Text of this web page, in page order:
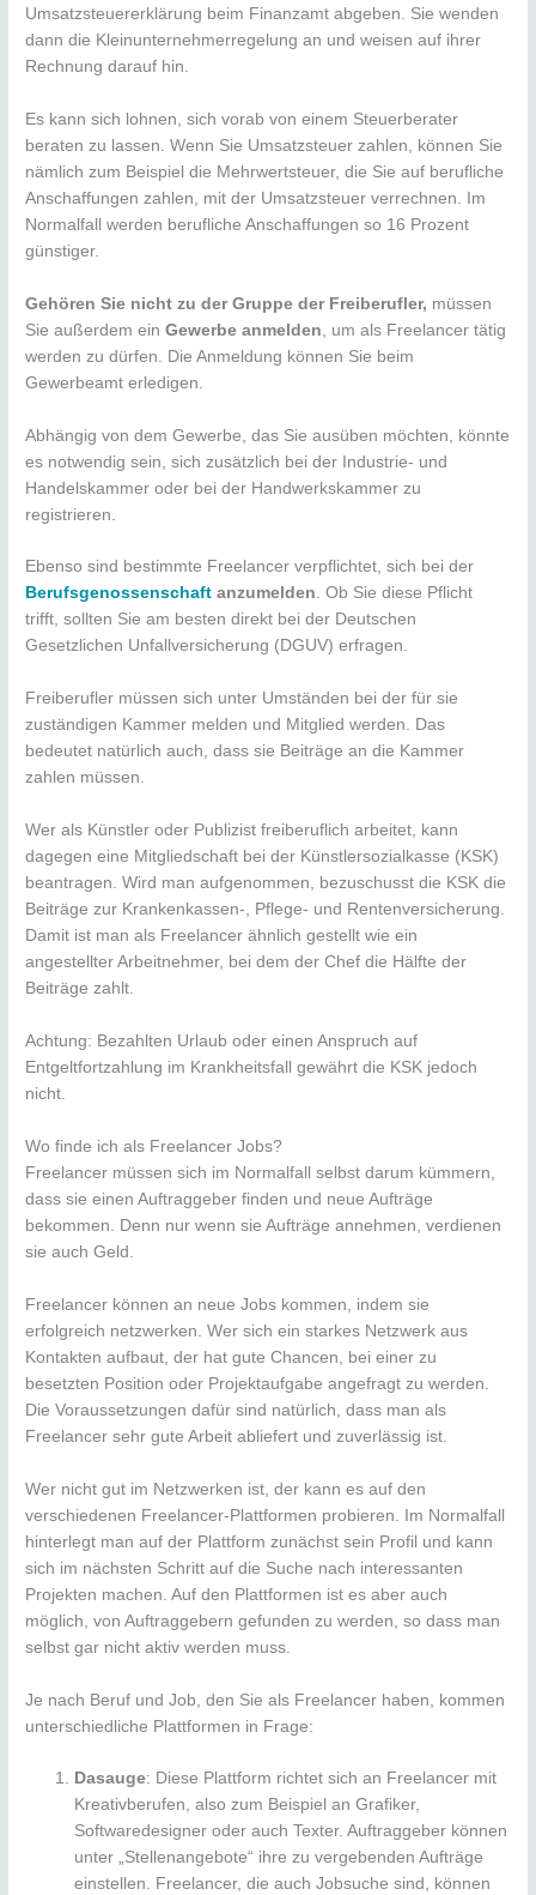
Umsatzsteuererklärung beim Finanzamt abgeben. Sie wenden
dann die Kleinunternehmerregelung an und weisen auf ihrer
Rechnung darauf hin.
Es kann sich lohnen, sich vorab von einem Steuerberater
beraten zu lassen. Wenn Sie Umsatzsteuer zahlen, können Sie
nämlich zum Beispiel die Mehrwertsteuer, die Sie auf berufliche
Anschaffungen zahlen, mit der Umsatzsteuer verrechnen. Im
Normalfall werden berufliche Anschaffungen so 16 Prozent
günstiger.
Gehören Sie nicht zu der Gruppe der Freiberufler, müssen
Sie außerdem einGewerbe anmelden , um als Freelancer tätig
werden zu dürfen. Die Anmeldung können Sie beim
Gewerbeamt erledigen.
Abhängig von dem Gewerbe, das Sie ausüben möchten, könnte
es notwendig sein, sich zusätzlich bei der Industrie- und
Handelskammer oder bei der Handwerkskammer zu
registrieren.
Ebenso sind bestimmte Freelancer verpflichtet, sich bei der
Berufsgenossenschaft anzumelden. Ob Sie diese Pflicht
trifft, sollten Sie am besten direkt bei der Deutschen
Gesetzlichen Unfallversicherung (DGUV) erfragen.
Freiberufler müssen sich unter Umständen bei der für sie
zuständigen Kammer melden und Mitglied werden. Das
bedeutet natürlich auch, dass sie Beiträge an die Kammer
zahlen müssen.
Wer als Künstler oder Publizist freiberuflich arbeitet, kann
dagegen eine Mitgliedschaft bei der Künstlersozialkasse (KSK)
beantragen. Wird man aufgenommen, bezuschusst die KSK die
Beiträge zur Krankenkassen-, Pflege- und Rentenversicherung.
Damit ist man als Freelancer ähnlich gestellt wie ein
angestellter Arbeitnehmer, bei dem der Chef die Hälfte der
Beiträge zahlt.
Achtung: Bezahlten Urlaub oder einen Anspruch auf
Entgeltfortzahlung im Krankheitsfall gewährt die KSK jedoch
nicht.
Wo finde ich als Freelancer Jobs?
Freelancer müssen sich im Normalfall selbst darum kümmern,
dass sie einen Auftraggeber finden und neue Aufträge
bekommen. Denn nur wenn sie Aufträge annehmen, verdienen
sie auch Geld.
Freelancer können an neue Jobs kommen, indem sie
erfolgreich netzwerken. Wer sich ein starkes Netzwerk aus
Kontakten aufbaut, der hat gute Chancen, bei einer zu
besetzten Position oder Projektaufgabe angefragt zu werden.
Die Voraussetzungen dafür sind natürlich, dass man als
Freelancer sehr gute Arbeit abliefert und zuverlässig ist.
Wer nicht gut im Netzwerken ist, der kann es auf den
verschiedenen Freelancer-Plattformen probieren. Im Normalfall
hinterlegt man auf der Plattform zunächst sein Profil und kann
sich im nächsten Schritt auf die Suche nach interessanten
Projekten machen. Auf den Plattformen ist es aber auch
möglich, von Auftraggebern gefunden zu werden, so dass man
selbst gar nicht aktiv werden muss.
Je nach Beruf und Job, den Sie als Freelancer haben, kommen
unterschiedliche Plattformen in Frage:
Dasauge: Diese Plattform richtet sich an Freelancer mit
Kreativberufen, also zum Beispiel an Grafiker,
Softwaredesigner oder auch Texter. Auftraggeber können
unter „Stellenangebote“ ihre zu vergebenden Aufträge
einstellen. Freelancer, die auch Jobsuche sind, können